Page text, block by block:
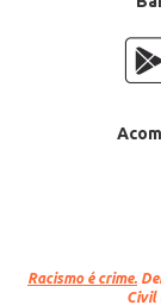
Racismo é crime.
Civil